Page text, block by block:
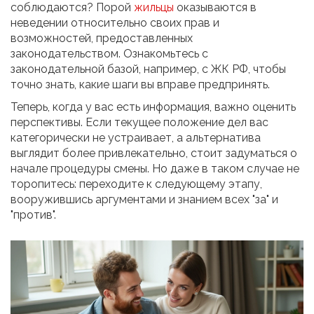
соблюдаются? Порой жильцы оказываются в
неведении относительно своих прав и
возможностей, предоставленных
законодательством. Ознакомьтесь с
законодательной базой, например, с ЖК РФ, чтобы
точно знать, какие шаги вы вправе предпринять.
Теперь, когда у вас есть информация, важно оценить
перспективы. Если текущее положение дел вас
категорически не устраивает, а альтернатива
выглядит более привлекательно, стоит задуматься о
начале процедуры смены. Но даже в таком случае не
торопитесь: переходите к следующему этапу,
вооружившись аргументами и знанием всех "за" и
"против".